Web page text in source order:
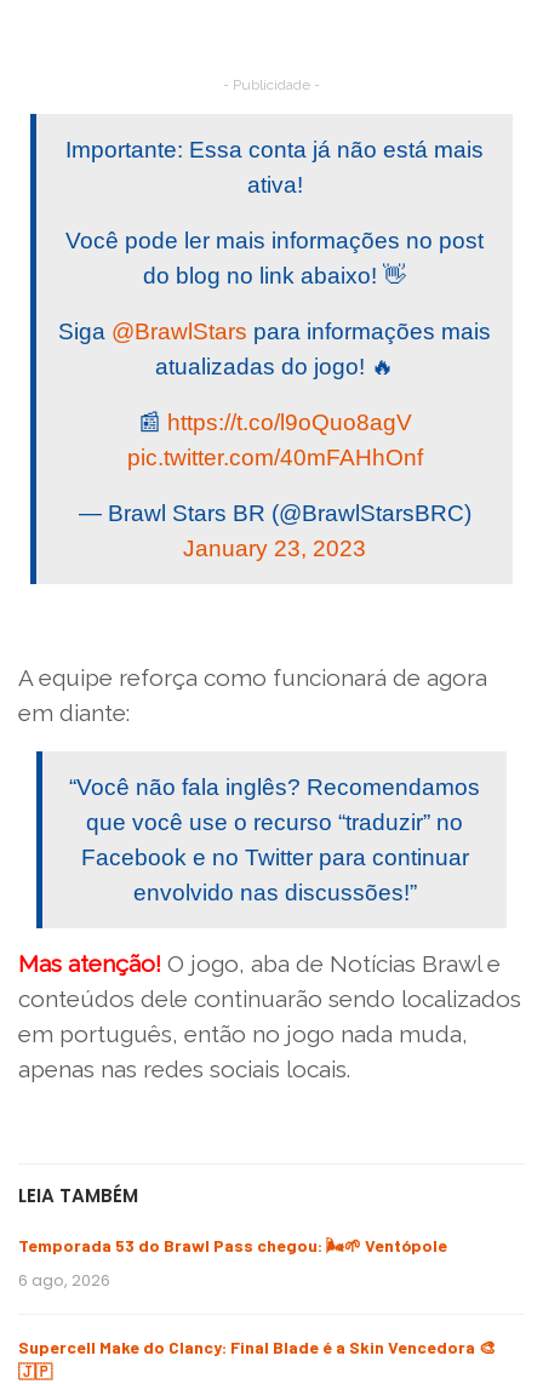
- Publicidade -
Importante: Essa conta já não está mais
ativa!
Você pode ler mais informações no post
do blog no link abaixo! 👋
Siga @BrawlStars para informações mais
atualizadas do jogo! 🔥
📰 https://t.co/l9oQuo8agV
pic.twitter.com/40mFAHhOnf
— Brawl Stars BR (@BrawlStarsBRC)
January 23, 2023
A equipe reforça como funcionará de agora
em diante:
“Você não fala inglês? Recomendamos
que você use o recurso “traduzir” no
Facebook e no Twitter para continuar
envolvido nas discussões!”
Mas atenção! O jogo, aba de Notícias Brawl e
conteúdos dele continuarão sendo localizados
em português, então no jogo nada muda,
apenas nas redes sociais locais.
LEIA TAMBÉM
Temporada 53 do Brawl Pass chegou: 🌬️🌱 Ventópole
6 ago, 2026
Supercell Make do Clancy: Final Blade é a Skin Vencedora 🎨
🇯🇵